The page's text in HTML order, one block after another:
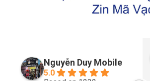
Nguyễn Duy Mobile
5.0